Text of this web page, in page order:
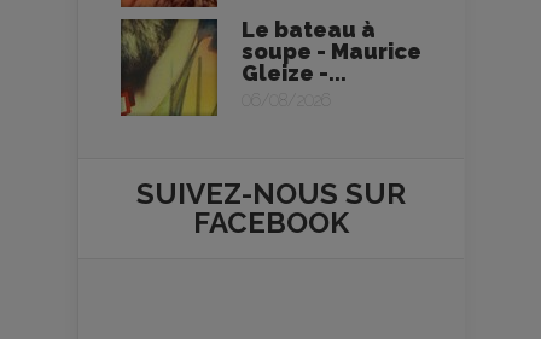
Le bateau à
soupe - Maurice
Gleize -...
06/08/2026
SUIVEZ-NOUS SUR
FACEBOOK